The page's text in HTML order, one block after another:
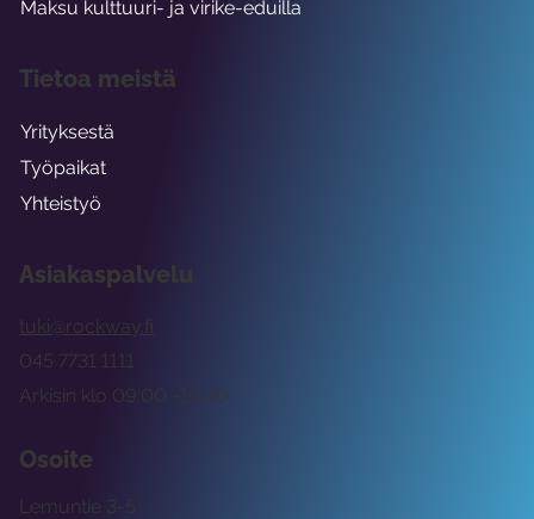
Asiakaspalvelu
tuki@rockway.fi
Arkisin klo 09:00 -15:00
045 7731 1111
Osoite
Lemuntie 3-5
Maksu kulttuuri- ja virike-eduilla
Tietoa meistä
Yrityksestä
Työpaikat
Yhteistyö